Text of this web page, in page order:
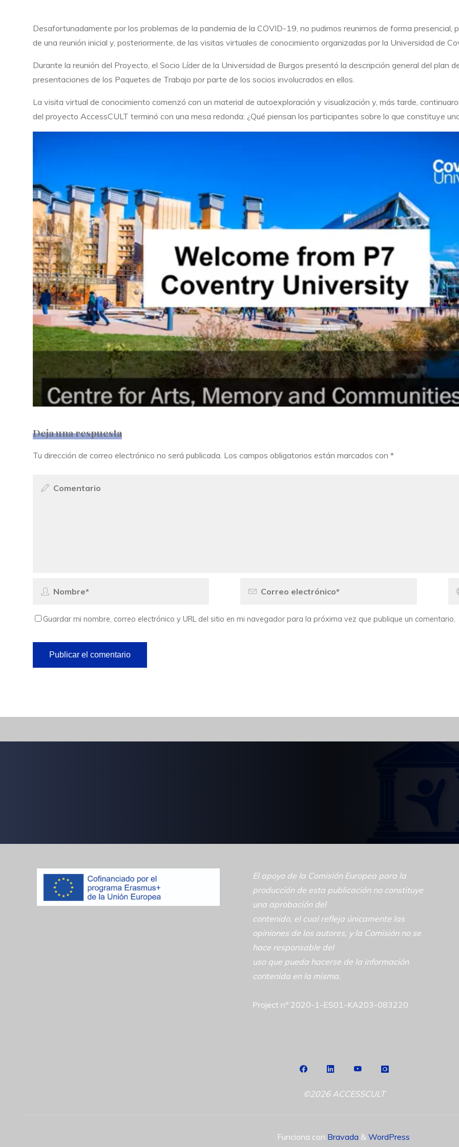
Desafortunadamente por los problemas de la pandemia de la COVID-19, no pudimos reunirnos de forma presencial,
de una reunión inicial y, posteriormente, de las visitas virtuales de conocimiento organizadas por la Universidad de
Durante la reunión del Proyecto, el Socio Líder de la Universidad de Burgos presentó la descripción general del plan
presentaciones de los Paquetes de Trabajo por parte de los socios involucrados en ellos.
La visita virtual de conocimiento comenzó con un material de autoexploración y visualización y, más tarde,
del proyecto AccessCULT terminó con una mesa redonda: ¿Qué piensan los participantes sobre lo que constituye
Deja una respuesta
Tu dirección de correo electrónico no será publicada. Los campos obligatorios están marcados con *
Guardar mi nombre, correo electrónico y URL del sitio en mi navegador para la próxima vez que publique un comentario.
El apoyo de la Comisión Europea para la
producción de esta publicación no constituye
una aprobación del
contenido, el cual refleja únicamente las
opiniones de los autores, y la Comisión no se
hace responsable del
uso que pueda hacerse de la información
contenida en la misma.
Project nº 2020-1-ES01-KA203-083220
©2026 ACCESSCULT
Funciona con Bravada & WordPress.